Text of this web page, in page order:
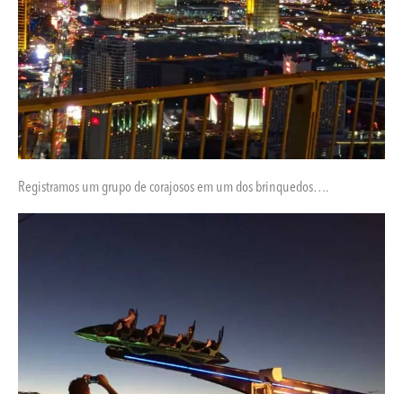
Registramos um grupo de corajosos em um dos brinquedos….